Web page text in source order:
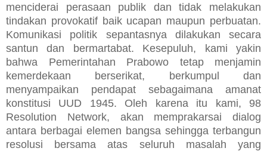
menciderai perasaan publik dan tidak melakukan
tindakan provokatif baik ucapan maupun perbuatan.
Komunikasi politik sepantasnya dilakukan secara
santun dan bermartabat. Kesepuluh, kami yakin
bahwa Pemerintahan Prabowo tetap menjamin
kemerdekaan berserikat, berkumpul dan
menyampaikan pendapat sebagaimana amanat
konstitusi UUD 1945. Oleh karena itu kami, 98
Resolution Network, akan memprakarsai dialog
antara berbagai elemen bangsa sehingga terbangun
resolusi bersama atas seluruh masalah yang